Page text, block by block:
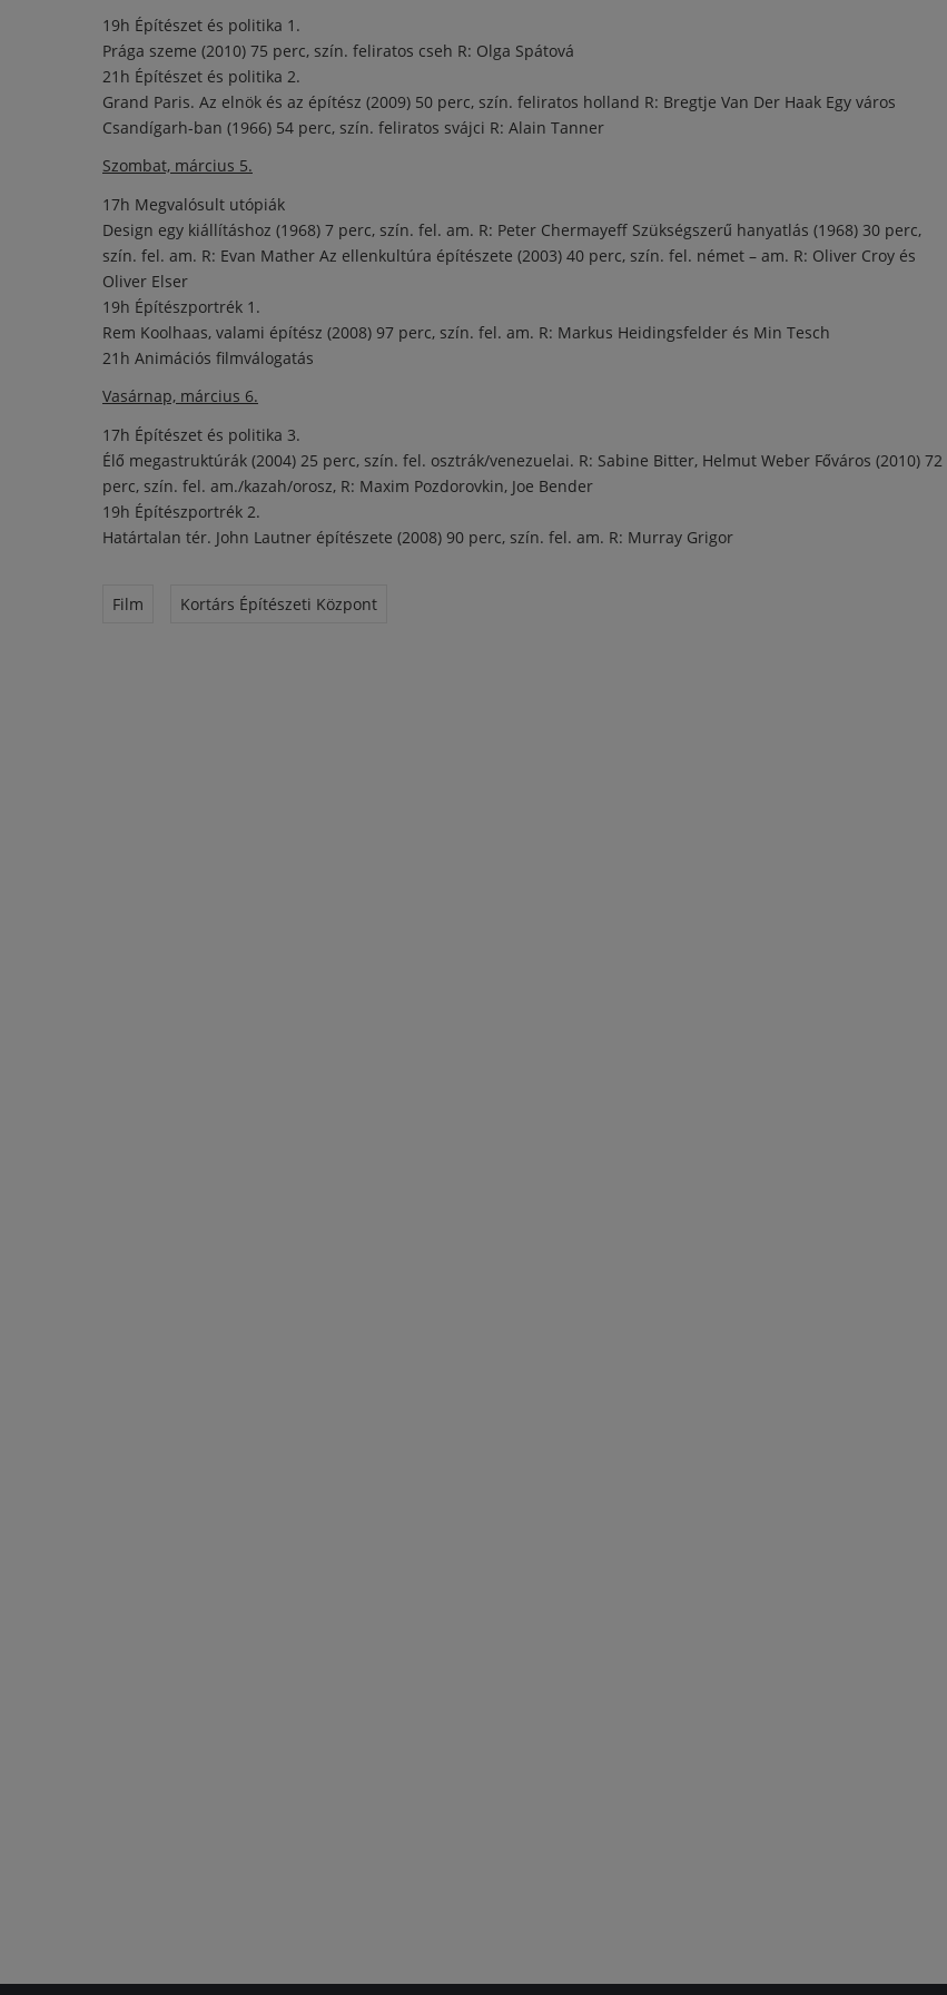
19h Építészet és politika 1.
Prága szeme (2010) 75 perc, szín. feliratos cseh R: Olga Spátová
21h Építészet és politika 2.
Grand Paris. Az elnök és az építész (2009) 50 perc, szín. feliratos holland R: Bregtje Van Der Haak Egy város
Csandígarh-ban (1966) 54 perc, szín. feliratos svájci R: Alain Tanner
Szombat, március 5.
17h Megvalósult utópiák
Design egy kiállításhoz (1968) 7 perc, szín. fel. am. R: Peter Chermayeff Szükségszerű hanyatlás (1968) 30 perc,
szín. fel. am. R: Evan Mather Az ellenkultúra építészete (2003) 40 perc, szín. fel. német – am. R: Oliver Croy és
Oliver Elser
19h Építészportrék 1.
Rem Koolhaas, valami építész (2008) 97 perc, szín. fel. am. R: Markus Heidingsfelder és Min Tesch
21h Animációs filmválogatás
Vasárnap, március 6.
17h Építészet és politika 3.
Élő megastruktúrák (2004) 25 perc, szín. fel. osztrák/venezuelai. R: Sabine Bitter, Helmut Weber Főváros (2010) 72
perc, szín. fel. am./kazah/orosz, R: Maxim Pozdorovkin, Joe Bender
19h Építészportrék 2.
Határtalan tér. John Lautner építészete (2008) 90 perc, szín. fel. am. R: Murray Grigor
Film Kortárs Építészeti Központ